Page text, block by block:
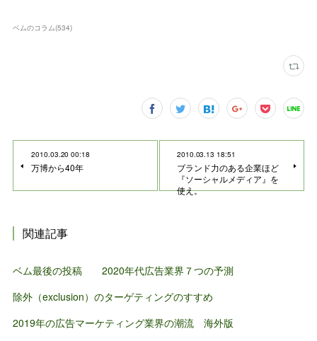
ベムのコラム(534)
2010.03.20 00:18
万博から40年
2010.03.13 18:51
ブランド力のある企業ほど
『ソーシャルメディア』を
使え。
関連記事
ベム最後の投稿 2020年代広告業界７つの予測
除外（exclusion）のターゲティングのすすめ
2019年の広告マーケティング業界の潮流 海外版